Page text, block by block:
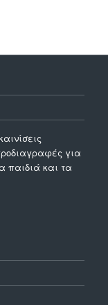
για
παιδιά και τα